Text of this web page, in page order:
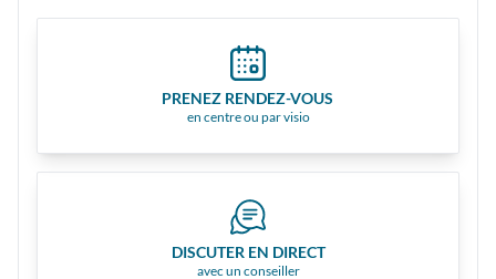
PRENEZ RENDEZ-VOUS
en centre ou par visio
DISCUTER EN DIRECT
avec un conseiller